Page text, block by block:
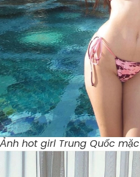
Ảnh hot girl Trung Quốc